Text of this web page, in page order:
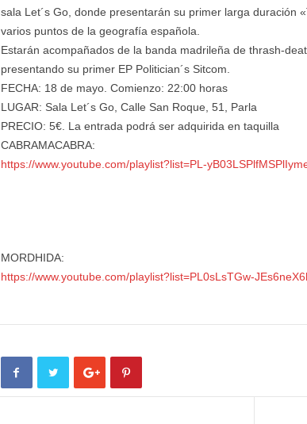
sala Let´s Go, donde presentarán su primer larga duración
varios puntos de la geografía española.
Estarán acompañados de la banda madrileña de thrash-
presentando su primer EP Politician´s Sitcom.
FECHA: 18 de mayo. Comienzo: 22:00 horas
LUGAR: Sala Let´s Go, Calle San Roque, 51, Parla
PRECIO: 5€. La entrada podrá ser adquirida en taquilla
CABRAMACABRA:
https://www.youtube.com/playlist?list=PL-
MORDHIDA:
https://www.youtube.com/playlist?list=PL0sLsTGw-